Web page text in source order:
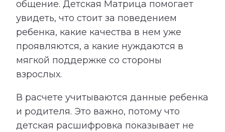
общение. Детская Матрица помогает
увидеть, что стоит за поведением
ребенка, какие качества в нем уже
проявляются, а какие нуждаются в
мягкой поддержке со стороны
взрослых.
В расчете учитываются данные ребенка
и родителя. Это важно, потому что
детская расшифровка показывает не